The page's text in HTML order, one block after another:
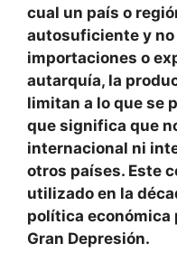
cual un país o
autosuficiente y no
importaciones o
autarquía, la
limitan a lo que se
que significa que
internacional ni
otros países. Este
utilizado en la
política
Gran Depresión.